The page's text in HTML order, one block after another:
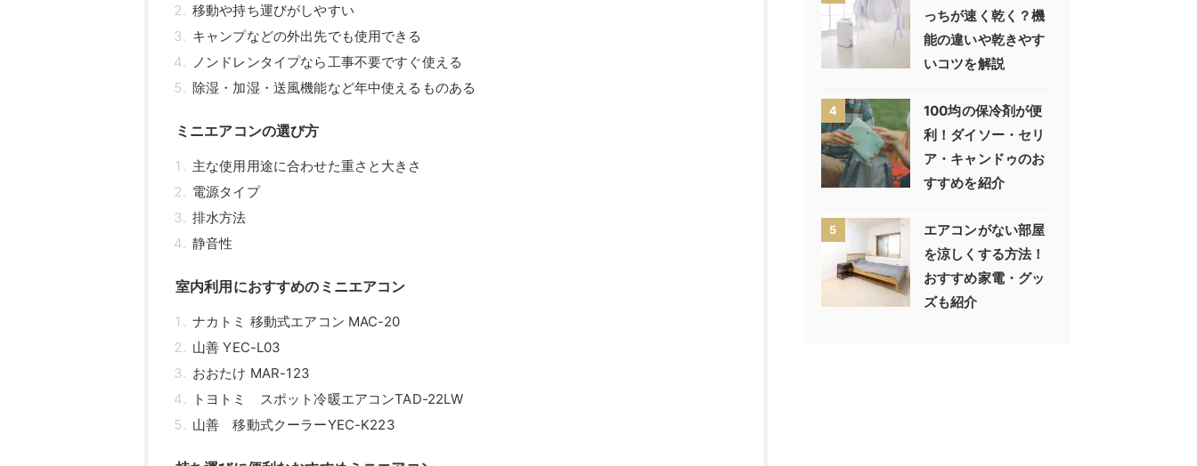
移動や持ち運びがしやすい
キャンプなどの外出先でも使用できる
ノンドレンタイプなら工事不要ですぐ使える
除湿・加湿・送風機能など年中使えるものある
ミニエアコンの選び方
主な使用用途に合わせた重さと大きさ
電源タイプ
排水方法
静音性
室内利用におすすめのミニエアコン
ナカトミ 移動式エアコン MAC-20
山善 YEC-L03
おおたけ MAR-123
トヨトミ スポット冷暖エアコンTAD-22LW
山善 移動式クーラーYEC-K223
っちが速く乾く？機
能の違いや乾きやす
いコツを解説
4
100均の保冷剤が便
利！ダイソー・セリ
ア・キャンドゥのお
すすめを紹介
5
エアコンがない部屋
を涼しくする方法！
おすすめ家電・グッ
ズも紹介